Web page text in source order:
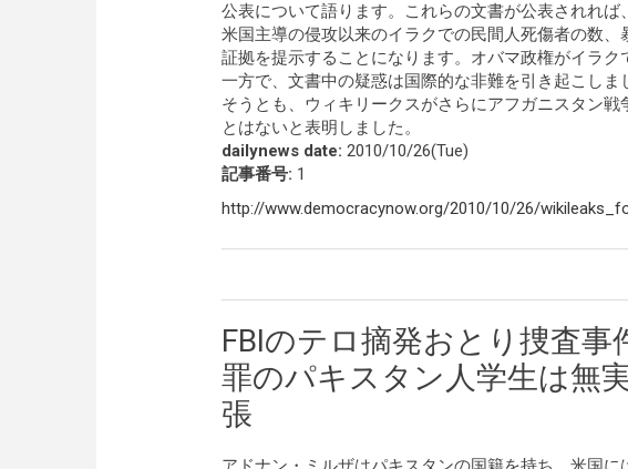
公表について語ります。これらの文書が公表されれば
米国主導の侵攻以来のイラクでの民間人死傷者の数
証拠を提示することになります。オバマ政権がイラ
一方で、文書中の疑惑は国際的な非難を引き起こし
そうとも、ウィキリークスがさらにアフガニスタン
とはないと表明しました。
dailynews date: 2010/10/26(Tue)
記事番号: 1
http://www.democracynow.org/2010/10/26/
FBIのテロ摘発おとり捜査
罪のパキスタン人学生は無
張